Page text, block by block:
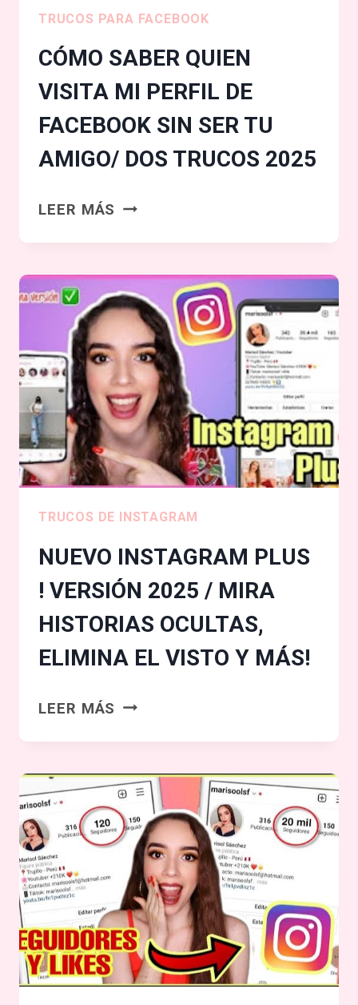
TRUCOS PARA FACEBOOK
CÓMO SABER QUIEN
VISITA MI PERFIL DE
FACEBOOK SIN SER TU
AMIGO/ DOS TRUCOS 2025
LEER MÁS CÓMO
VISITA
MI
PERFIL
DE
FACEBOOK
SIN
SER
TU
AMIGO/
DOS
TRUCOS DE INSTAGRAM
NUEVO INSTAGRAM PLUS
! VERSIÓN 2025 / MIRA
HISTORIAS OCULTAS,
ELIMINA EL VISTO Y MÁS!
LEER MÁS NUEVO
!
VERSIÓN
2025
/
MIRA
HISTORIAS
OCULTAS,
ELIMINA
EL
VISTO